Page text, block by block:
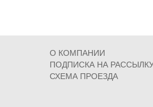
О КОМПАНИИ
ПОДПИСКА НА
СХЕМА ПРОЕЗДА